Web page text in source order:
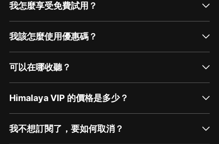
我怎麼享受免費試用？
我該怎麼使用優惠碼？
可以在哪收聽？
Himalaya VIP 的價格是多少？
我不想訂閱了，要如何取消？